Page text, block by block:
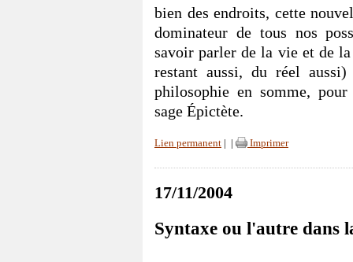
bien des endroits, cette
dominateur de tous nos
savoir parler de la vie et de
restant aussi, du réel
philosophie en somme,
sage Épictète.
Lien permanent Imprimer
17/11/2004
Syntaxe ou l'autre dans